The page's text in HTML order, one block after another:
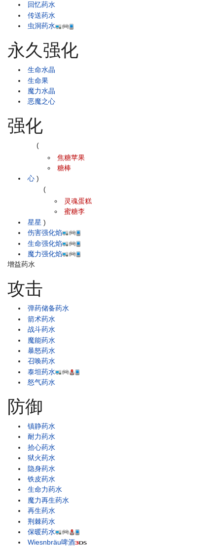
回忆药水
传送药水
虫洞药水
永久强化
生命水晶
生命果
魔力水晶
恶魔之心
强化
心
(
焦糖苹果
糖棒
)
星星
(
灵魂蛋糕
蜜糖李
)
伤害强化焰
生命强化焰
魔力强化焰
增益药水
攻击
弹药储备药水
箭术药水
战斗药水
魔能药水
暴怒药水
召唤药水
泰坦药水
怒气药水
防御
镇静药水
耐力药水
拾心药水
狱火药水
隐身药水
铁皮药水
生命力药水
魔力再生药水
再生药水
荆棘药水
保暖药水
Wiesnbräu啤酒